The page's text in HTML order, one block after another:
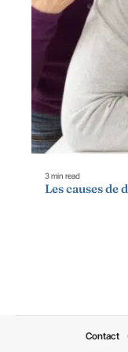
3 min read
Les causes de
Contact